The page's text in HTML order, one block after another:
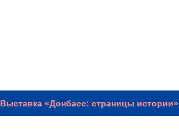
Выставка «Донбасс: страницы истории»